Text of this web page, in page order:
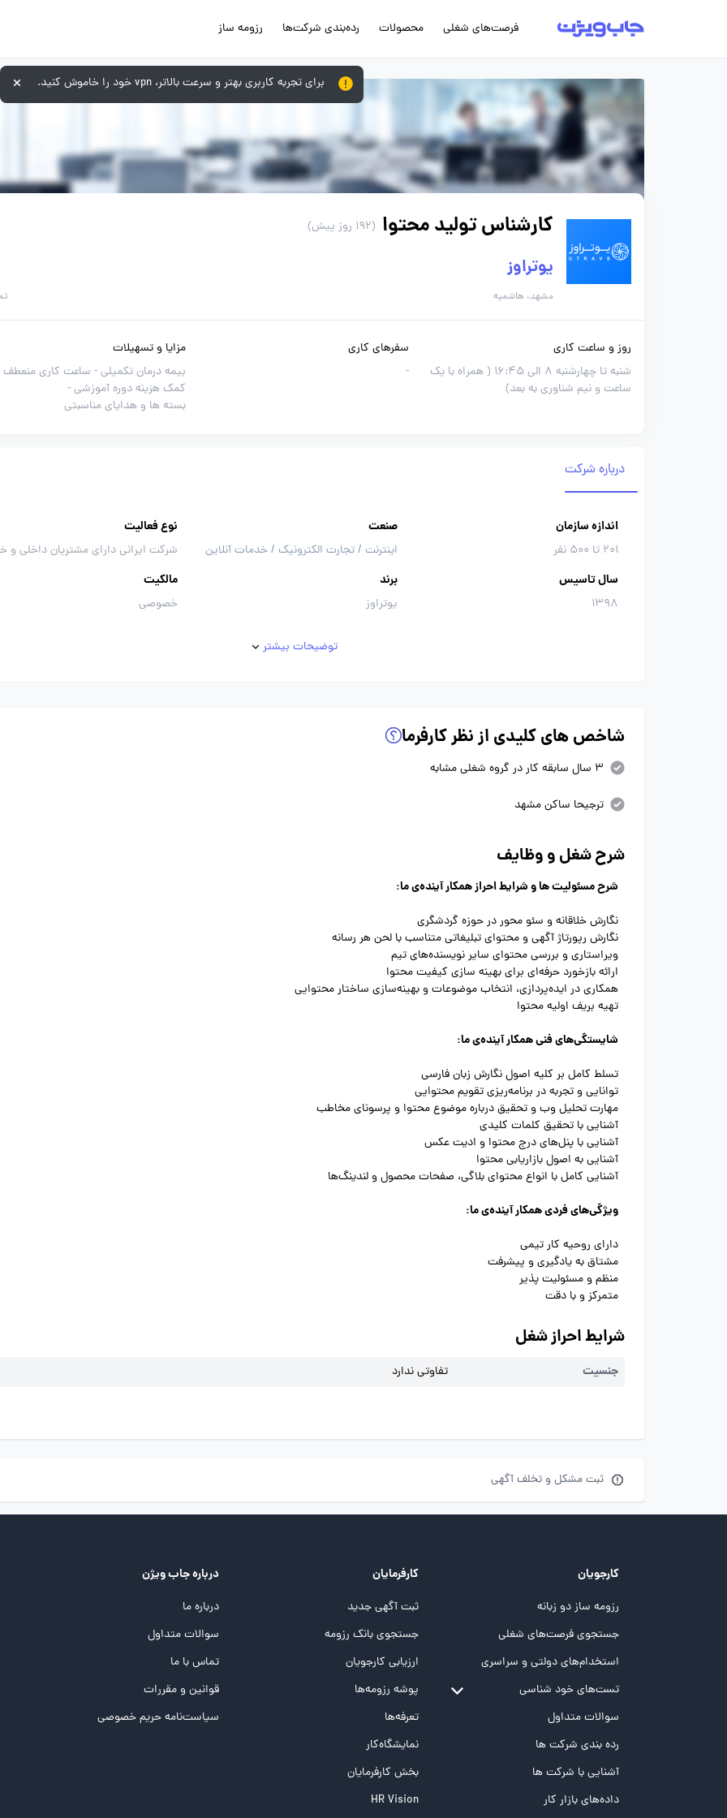
فرصت‌های شغلی محصولات رده‌بندی شرکت‌ها رزومه ساز
کارشناس تولید محتوا (192 روز پیش)
یوتراوز
مشهد، هاشمیه
روز و ساعت کاری
شنبه تا چهارشنبه 8 الی 16:45 ( همراه با یک
ساعت و نیم شناوری به بعد)
سفرهای کاری
-
مزایا و تسهیلات
بیمه درمان تکمیلی - ساعت کاری منعطف
کمک هزینه دوره آموزشی -
بسته ها و هدایای مناسبتی
درباره شرکت
اندازه سازمان
201 تا 500 نفر
صنعت
اینترنت / تجارت الکترونیک / خدمات آنلاین
نوع فعالیت
شرکت ایرانی دارای مشتریان داخلی و
سال تاسیس
1398
برند
یوتراوز
مالکیت
خصوصی
توضیحات بیشتر
شاخص های کلیدی از نظر کارفرما
3 سال سابقه کار در گروه شغلی مشابه
ترجیحا ساکن مشهد
شرح شغل و وظایف
شرح مسئولیت ها و شرایط احراز همکار آینده‌ی ما:
نگارش خلاقانه و سئو محور در حوزه گردشگری
نگارش رپورتاژ آگهی و محتوای تبلیغاتی متناسب با لحن هر رسانه
ویراستاری و بررسی محتوای سایر نویسنده‌های تیم
ارائه بازخورد حرفه‌ای برای بهینه سازی کیفیت محتوا
همکاری در ایده‌پردازی، انتخاب موضوعات و بهینه‌سازی ساختار محتوایی
تهیه بریف اولیه محتوا
شایستگی‌های فنی همکار آینده‌ی ما:
تسلط کامل بر کلیه اصول نگارش زبان فارسی
توانایی و تجربه در برنامه‌ریزی تقویم محتوایی
مهارت تحلیل وب و تحقیق درباره موضوع محتوا و پرسونای مخاطب
آشنایی با تحقیق کلمات کلیدی
آشنایی با پنل‌های درج محتوا و ادیت عکس
آشنایی به اصول بازاریابی محتوا
آشنایی کامل با انواع محتوای بلاگی، صفحات محصول و لندینگ‌ها
ویژگی‌های فردی همکار آینده‌ی ما:
دارای روحیه کار تیمی
مشتاق به یادگیری و پیشرفت
منظم و مسئولیت پذیر
متمرکز و با دقت
شرایط احراز شغل
جنسیت تفاوتی ندارد
ثبت مشکل و تخلف آگهی
کارجویان
رزومه ساز دو زبانه
جستجوی فرصت‌های شغلی
استخدام‌های دولتی و سراسری
تست‌های خود شناسی
تست MBTI
تست تیپ سنجی شغلی Holland
تست NEO
تست هوش های چندگانه
سوالات متداول
رده بندی شرکت ها
آشنایی با شرکت ها
داده‌های بازار کار
کارفرمایان
ثبت آگهی جدید
جستجوی بانک رزومه
ارزیابی کارجویان
پوشه‌‌ رزومه‌ها
تعرفه‌ها
نمایشگاه‌کار
بخش کارفرمایان
HR Vision
درباره جاب ویژن
درباره ما
سوالات متداول
تماس با ما
قوانین و مقررات
سیاست‌نامه حریم خصوصی
برای تجربه کاربری بهتر و سرعت بالاتر، vpn خود را خاموش کنید.